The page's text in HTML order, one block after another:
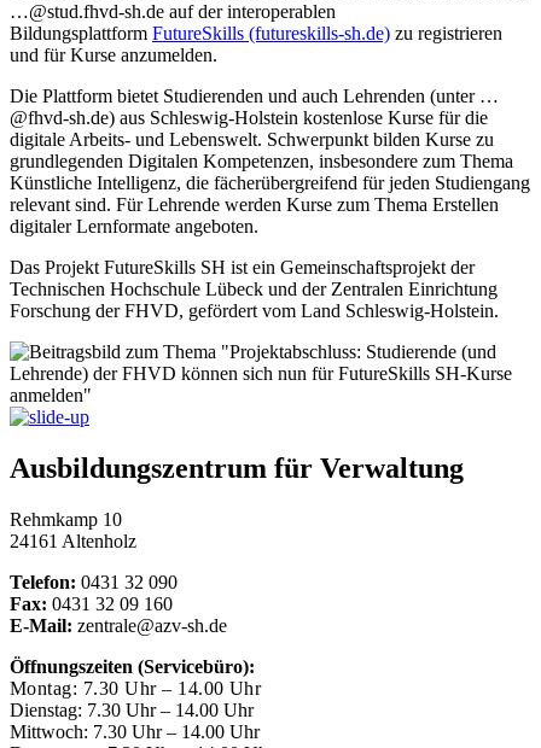
…@stud.fhvd-sh.de auf der interoperablen
Bildungsplattform FutureSkills (futureskills-sh.de) zu registrieren
und für Kurse anzumelden.
Die Plattform bietet Studierenden und auch Lehrenden (unter …
@fhvd-sh.de) aus Schleswig-Holstein kostenlose Kurse für die
digitale Arbeits- und Lebenswelt. Schwerpunkt bilden Kurse zu
grundlegenden Digitalen Kompetenzen, insbesondere zum Thema
Künstliche Intelligenz, die fächerübergreifend für jeden Studiengang
relevant sind. Für Lehrende werden Kurse zum Thema Erstellen
digitaler Lernformate angeboten.
Das Projekt FutureSkills SH ist ein Gemeinschaftsprojekt der
Technischen Hochschule Lübeck und der Zentralen Einrichtung
Forschung der FHVD, gefördert vom Land Schleswig-Holstein.
Ausbildungszentrum für Verwaltung
Rehmkamp 10
24161 Altenholz
Telefon: 0431 32 090
Fax: 0431 32 09 160
E-Mail: zentrale@azv-sh.de
Öffnungszeiten (Servicebüro):
Montag: 7.30 Uhr – 14.00 Uhr
Dienstag: 7.30 Uhr – 14.00 Uhr
Mittwoch: 7.30 Uhr – 14.00 Uhr